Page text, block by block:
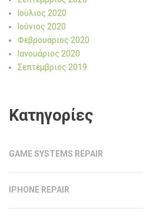
Ιούλιος 2020
Ιούνιος 2020
Φεβρουάριος 2020
Ιανουάριος 2020
Σεπτέμβριος 2019
Kατηγορίες
GAME SYSTEMS REPAIR
IPHONE REPAIR